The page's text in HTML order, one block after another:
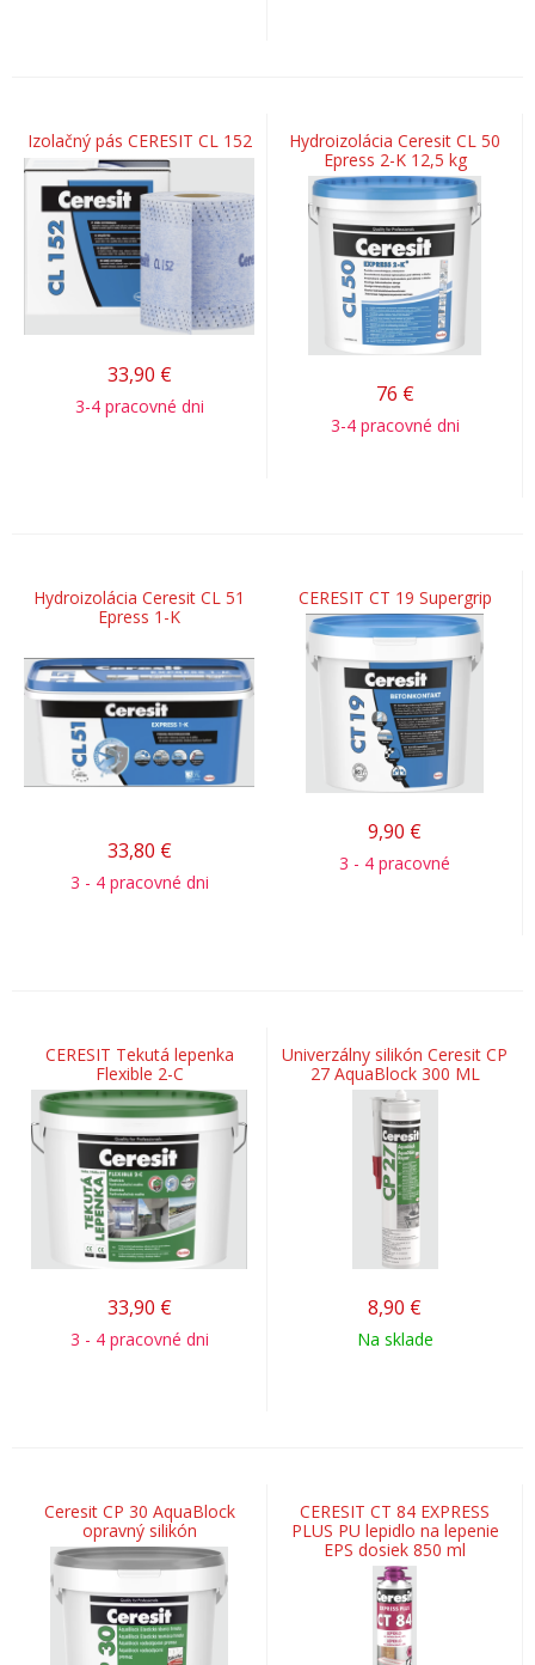
Izolačný pás CERESIT CL 152
33,90 €
3-4 pracovné dni
Hydroizolácia Ceresit CL 50
Epress 2-K 12,5 kg
76 €
3-4 pracovné dni
Hydroizolácia Ceresit CL 51
Epress 1-K
33,80 €
3 - 4 pracovné dni
CERESIT CT 19 Supergrip
9,90 €
3 - 4 pracovné
CERESIT Tekutá lepenka
Flexible 2-C
33,90 €
3 - 4 pracovné dni
Univerzálny silikón Ceresit CP
27 AquaBlock 300 ML
8,90 €
Na sklade
Ceresit CP 30 AquaBlock
opravný silikón
CERESIT CT 84 EXPRESS
PLUS PU lepidlo na lepenie
EPS dosiek 850 ml